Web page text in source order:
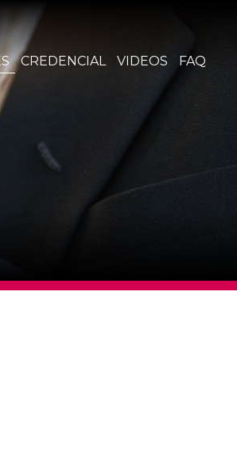
CREDENCIAL VIDEOS FAQ